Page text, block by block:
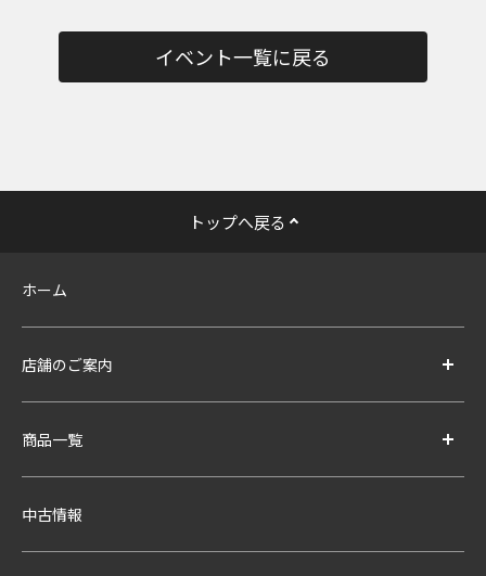
イベント一覧に戻る
トップへ戻る
ホーム
店舗のご案内
商品一覧
中古情報